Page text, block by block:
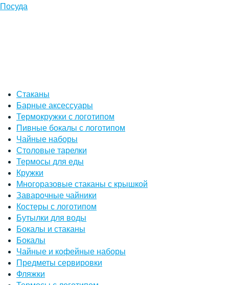
Посуда
Стаканы
Барные аксессуары
Термокружки с логотипом
Пивные бокалы с логотипом
Чайные наборы
Столовые тарелки
Термосы для еды
Кружки
Многоразовые стаканы с крышкой
Заварочные чайники
Костеры с логотипом
Бутылки для воды
Бокалы и стаканы
Бокалы
Чайные и кофейные наборы
Предметы сервировки
Фляжки